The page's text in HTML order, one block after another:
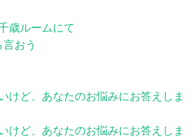
歳ルームにて
おう
ど、あなたのお悩みにお答えしま
ど、あなたのお悩みにお答えしま